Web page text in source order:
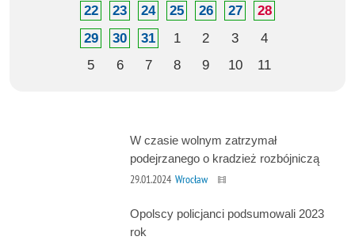
22
23 24 25 26 27
28
29
30 31 1 2 3
4
5
6 7 8 9 10 11
W czasie wolnym zatrzymał
podejrzanego o kradzież rozbójniczą
29.01.2024 Wrocław
Opolscy policjanci podsumowali 2023
rok